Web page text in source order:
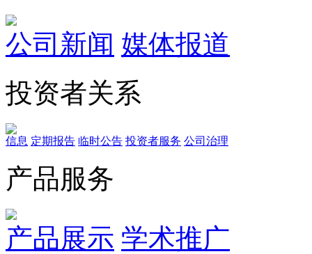
公司新闻 媒体报道
投资者关系
信息 定期报告 临时公告 投资者服务 公司治理
产品服务
产品展示 学术推广